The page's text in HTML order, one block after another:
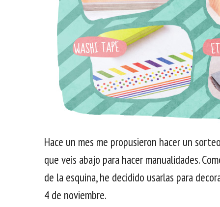
Hace un mes me propusieron hacer un
que veis abajo para hacer manualidades.
de la esquina, he decidido usarlas para
4 de noviembre.